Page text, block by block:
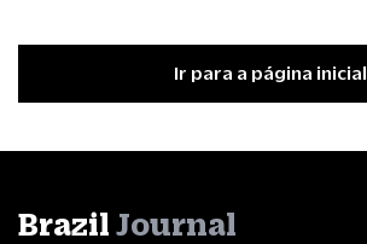
Ir para a página inicial
Brazil Journal